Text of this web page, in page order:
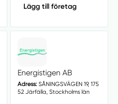
Lägg till företag
Energistigen AB
Adress:SÅNINGSVÄGEN 19, 175
52 Järfälla, Stockholms län